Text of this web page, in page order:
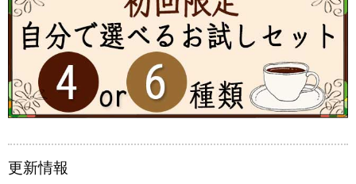
更新情報